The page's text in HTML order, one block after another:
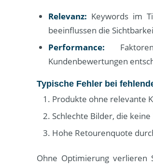
Relevanz: Keywords im
beeinflussen die
Performance:
Kundenbewertungen
Typische Fehler bei
Produkte ohne relevante
Schlechte Bilder, die
Hohe Retourenquote
Ohne Optimierung verlieren